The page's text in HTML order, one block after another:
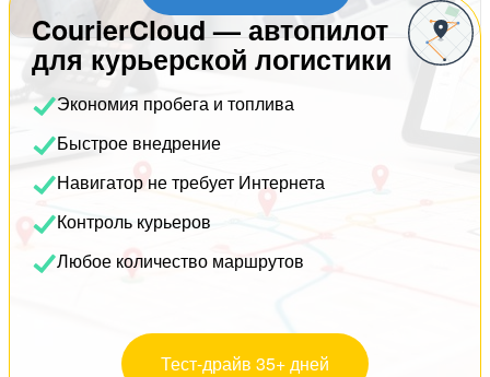
CourierCloud — автопилот
для курьерской логистики
Экономия пробега и топлива
Быстрое внедрение
Навигатор не требует Интернета
Контроль курьеров
Любое количество маршрутов
Тест-драйв 35+ дней